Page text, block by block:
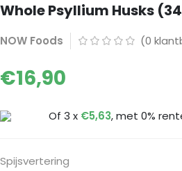
Whole Psyllium Husks
NOW Foods (0
€16,90
Of 3 x €5,63, met 0%
Spijsvertering